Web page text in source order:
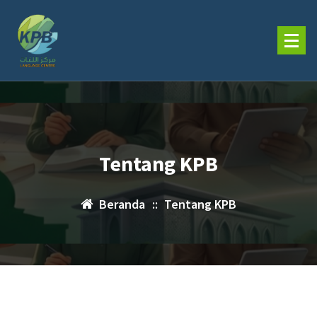
Tentang KPB
Beranda :: Tentang KPB